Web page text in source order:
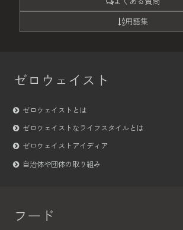
用語集
ゼロウェイスト
ゼロウェイストとは
ゼロウェイストなライフスタイルとは
ゼロウェイストアイディア
自治体や団体の取り組み
フード